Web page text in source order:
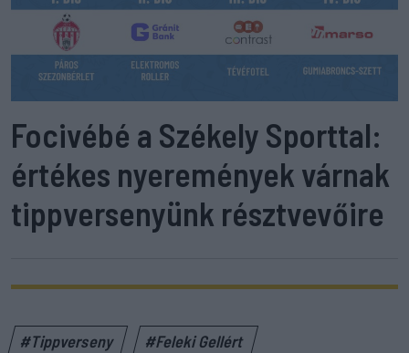
Focivébé a Székely Sporttal:
értékes nyeremények várnak
tippversenyünk résztvevőire
#Tippverseny #Feleki Gellért